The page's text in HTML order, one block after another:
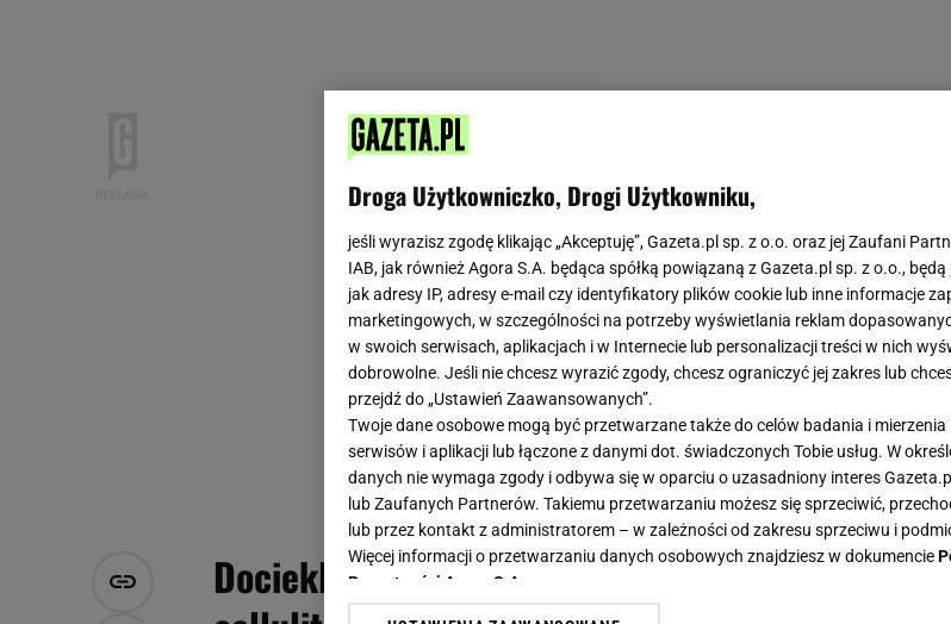
Dociekliwa fanka pyta Ewę Chodakowską o to
Droga Użytkowniczko, Drogi Użytkowniku,
jeśli wyrazisz zgodę klikając „Akceptuję”, Gazeta.pl sp. z o.o. oraz jej Zaufani
IAB, jak również Agora S.A. będąca spółką powiązaną z Gazeta.pl sp. z o.o.,
jak adresy IP, adresy e-mail czy identyfikatory plików cookie lub inne informacje
marketingowych, w szczególności na potrzeby wyświetlania reklam
w swoich serwisach, aplikacjach i w Internecie lub personalizacji treści w nich
dobrowolne. Jeśli nie chcesz wyrazić zgody, chcesz ograniczyć jej zakres lub
przejdź do „Ustawień Zaawansowanych”.
Twoje dane osobowe mogą być przetwarzane także do celów badania i
serwisów i aplikacji lub łączone z danymi dot. świadczonych Tobie usług. W
danych nie wymaga zgody i odbywa się w oparciu o uzasadniony interes
lub Zaufanych Partnerów. Takiemu przetwarzaniu możesz się sprzeciwić,
lub przez kontakt z administratorem – w zależności od zakresu sprzeciwu i
Więcej informacji o przetwarzaniu danych osobowych znajdziesz w dokumencie
Prywatności Agora S.A.